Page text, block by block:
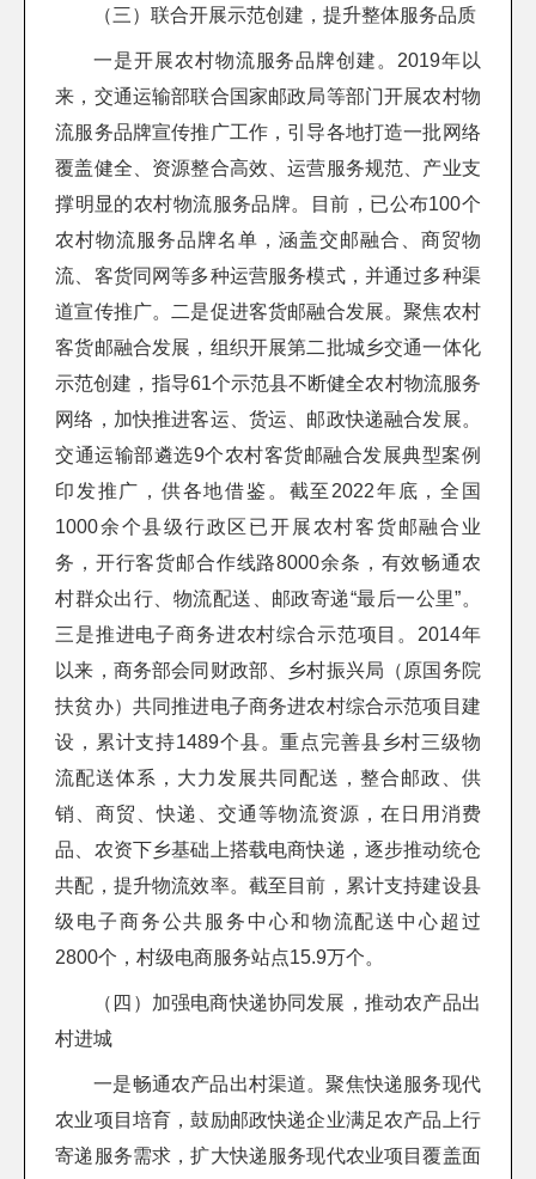
（三）联合开展示范创建，提升整体服务品质
一是开展农村物流服务品牌创建。2019年以
来，交通运输部联合国家邮政局等部门开展农村物
流服务品牌宣传推广工作，引导各地打造一批网络
覆盖健全、资源整合高效、运营服务规范、产业支
撑明显的农村物流服务品牌。目前，已公布100个
农村物流服务品牌名单，涵盖交邮融合、商贸物
流、客货同网等多种运营服务模式，并通过多种渠
道宣传推广。二是促进客货邮融合发展。聚焦农村
客货邮融合发展，组织开展第二批城乡交通一体化
示范创建，指导61个示范县不断健全农村物流服务
网络，加快推进客运、货运、邮政快递融合发展。
交通运输部遴选9个农村客货邮融合发展典型案例
印发推广，供各地借鉴。截至2022年底，全国
1000余个县级行政区已开展农村客货邮融合业
务，开行客货邮合作线路8000余条，有效畅通农
村群众出行、物流配送、邮政寄递“最后一公里”。
三是推进电子商务进农村综合示范项目。2014年
以来，商务部会同财政部、乡村振兴局（原国务院
扶贫办）共同推进电子商务进农村综合示范项目建
设，累计支持1489个县。重点完善县乡村三级物
流配送体系，大力发展共同配送，整合邮政、供
销、商贸、快递、交通等物流资源，在日用消费
品、农资下乡基础上搭载电商快递，逐步推动统仓
共配，提升物流效率。截至目前，累计支持建设县
级电子商务公共服务中心和物流配送中心超过
2800个，村级电商服务站点15.9万个。
（四）加强电商快递协同发展，推动农产品出
村进城
一是畅通农产品出村渠道。聚焦快递服务现代
农业项目培育，鼓励邮政快递企业满足农产品上行
寄递服务需求，扩大快递服务现代农业项目覆盖面